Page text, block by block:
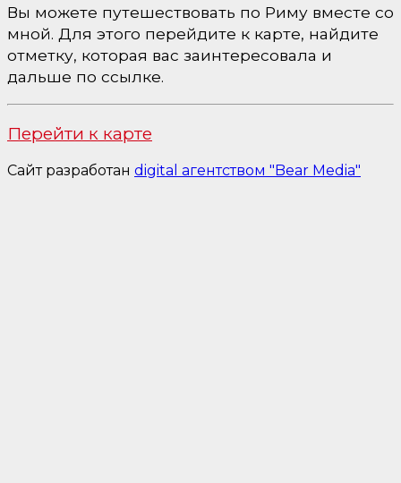
Вы можете путешествовать по Риму вместе со
мной. Для этого перейдите к карте, найдите
отметку, которая вас заинтересовала и
дальше по ссылке.
Перейти к карте
Сайт разработан digital агентством "Bear Media"